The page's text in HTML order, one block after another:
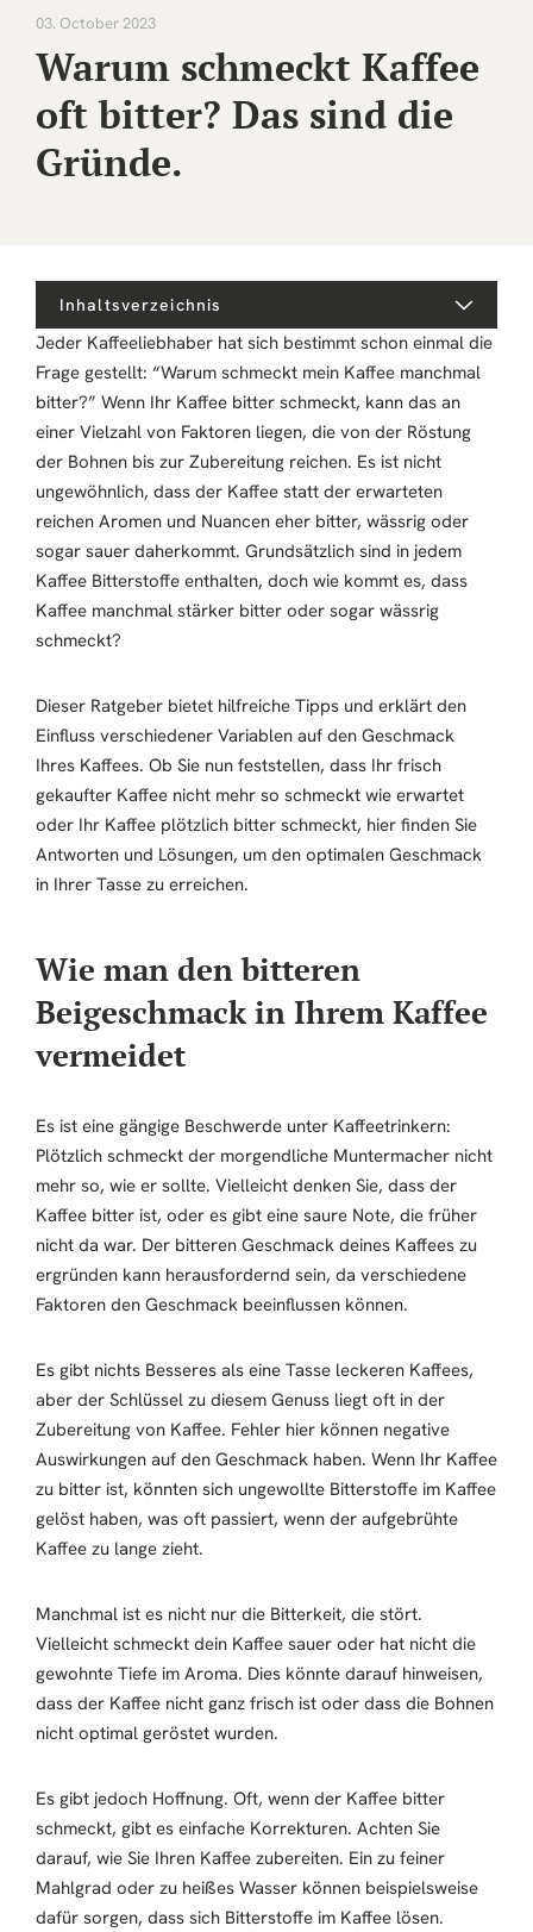
03. October 2023
Warum schmeckt Kaffee
oft bitter? Das sind die
Gründe.
Jeder Kaffeeliebhaber hat sich bestimmt schon einmal die
Frage gestellt: “Warum schmeckt mein Kaffee manchmal
bitter?” Wenn Ihr Kaffee bitter schmeckt, kann das an
einer Vielzahl von Faktoren liegen, die von der Röstung
der Bohnen bis zur Zubereitung reichen. Es ist nicht
ungewöhnlich, dass der Kaffee statt der erwarteten
reichen Aromen und Nuancen eher bitter, wässrig oder
sogar sauer daherkommt. Grundsätzlich sind in jedem
Kaffee Bitterstoffe enthalten, doch wie kommt es, dass
Kaffee manchmal stärker bitter oder sogar wässrig
schmeckt?
Dieser Ratgeber bietet hilfreiche Tipps und erklärt den
Einfluss verschiedener Variablen auf den Geschmack
Ihres Kaffees. Ob Sie nun feststellen, dass Ihr frisch
gekaufter Kaffee nicht mehr so schmeckt wie erwartet
oder Ihr Kaffee plötzlich bitter schmeckt, hier finden Sie
Antworten und Lösungen, um den optimalen Geschmack
in Ihrer Tasse zu erreichen.
Wie man den bitteren
Beigeschmack in Ihrem Kaffee
vermeidet
Es ist eine gängige Beschwerde unter Kaffeetrinkern:
Plötzlich schmeckt der morgendliche Muntermacher nicht
mehr so, wie er sollte. Vielleicht denken Sie, dass der
Kaffee bitter ist, oder es gibt eine saure Note, die früher
nicht da war. Der bitteren Geschmack deines Kaffees zu
ergründen kann herausfordernd sein, da verschiedene
Faktoren den Geschmack beeinflussen können.
Es gibt nichts Besseres als eine Tasse leckeren Kaffees,
aber der Schlüssel zu diesem Genuss liegt oft in der
Zubereitung von Kaffee. Fehler hier können negative
Auswirkungen auf den Geschmack haben. Wenn Ihr Kaffee
zu bitter ist, könnten sich ungewollte Bitterstoffe im Kaffee
gelöst haben, was oft passiert, wenn der aufgebrühte
Kaffee zu lange zieht.
Manchmal ist es nicht nur die Bitterkeit, die stört.
Vielleicht schmeckt dein Kaffee sauer oder hat nicht die
gewohnte Tiefe im Aroma. Dies könnte darauf hinweisen,
dass der Kaffee nicht ganz frisch ist oder dass die Bohnen
nicht optimal geröstet wurden.
Es gibt jedoch Hoffnung. Oft, wenn der Kaffee bitter
schmeckt, gibt es einfache Korrekturen. Achten Sie
darauf, wie Sie Ihren Kaffee zubereiten. Ein zu feiner
Mahlgrad oder zu heißes Wasser können beispielsweise
dafür sorgen, dass sich Bitterstoffe im Kaffee lösen.
Inhaltsverzeichnis